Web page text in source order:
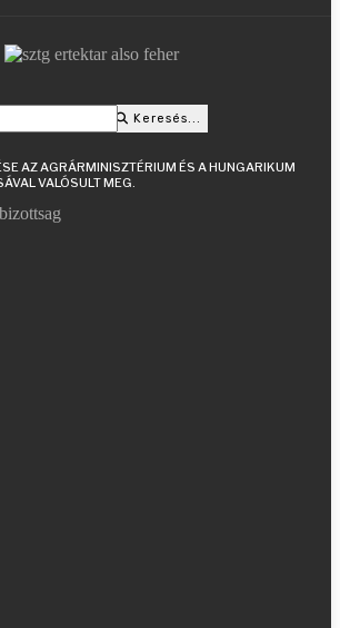
Keresés...
AZ AGRÁRMINISZTÉRIUM ÉS A HUNGARIKUM
VALÓSULT MEG.